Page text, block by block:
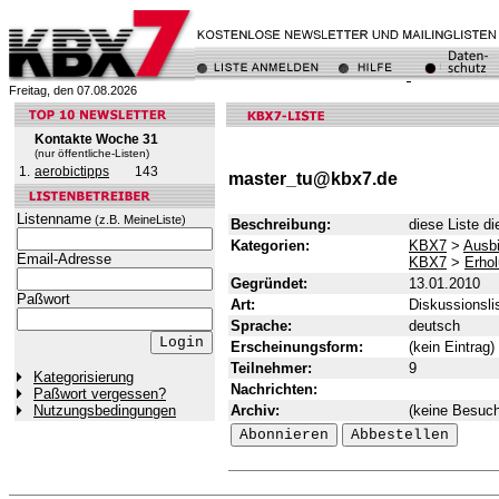
Freitag, den 07.08.2026
Kontakte Woche 31
(nur öffentliche-Listen)
1. aerobictipps 143
Listenname (z.B. MeineListe)
Email-Adresse
Paßwort
Kategorisierung
Paßwort vergessen?
Nutzungsbedingungen
master_tu@kbx7.de
Beschreibung:
diese Liste
Kategorien:
KBX7 >
KBX7 >
Gegründet:
13.01.2010
Art:
Sprache:
deutsch
Erscheinungsform:
(kein Eintrag)
Teilnehmer:
9
Nachrichten:
Archiv:
(keine